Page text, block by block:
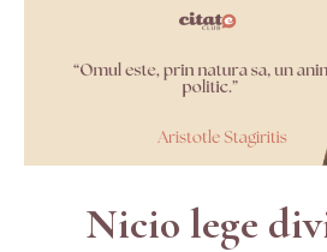
Nicio lege